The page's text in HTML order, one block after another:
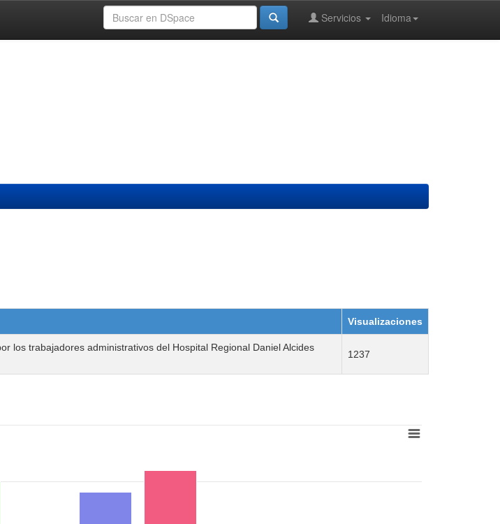
Idioma
Servicios
Visualizaciones
los trabajadores administrativos del Hospital Regional Daniel Alcides
1237